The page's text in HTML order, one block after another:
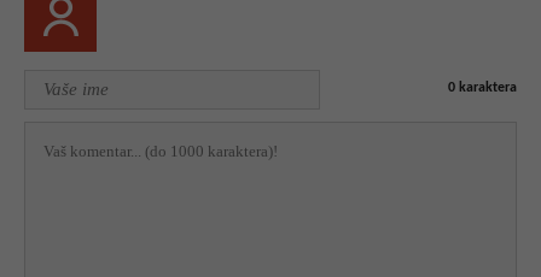
0 karaktera